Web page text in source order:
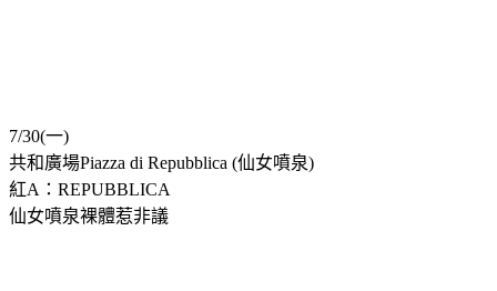
7/30(一)
共和廣場Piazza di Repubblica (仙女噴泉)
紅A：REPUBBLICA
仙女噴泉裸體惹非議